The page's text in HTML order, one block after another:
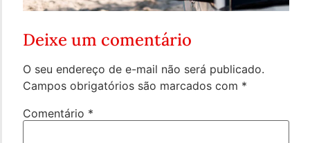
Deixe um comentário
O seu endereço de e-mail não será publicado.
Campos obrigatórios são marcados com *
Comentário *